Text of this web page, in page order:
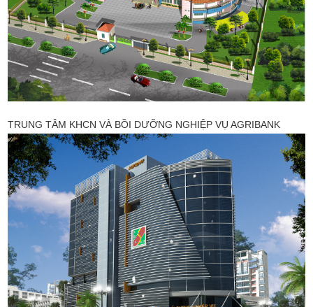
TRUNG TÂM KHCN VÀ BỒI DƯỠNG NGHIỆP VỤ AGRIBANK